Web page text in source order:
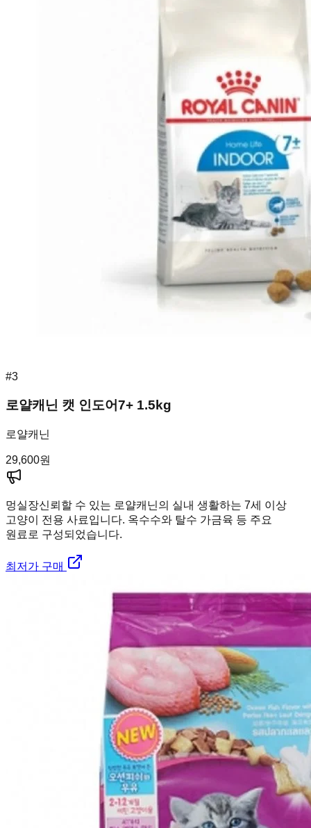
#3
로얄캐닌 캣 인도어7+ 1.5kg
로얄캐닌
29,600원
멍실장신뢰할 수 있는 로얄캐닌의 실내 생활하는 7세 이상
고양이 전용 사료입니다. 옥수수와 탈수 가금육 등 주요
원료로 구성되었습니다.
최저가 구매